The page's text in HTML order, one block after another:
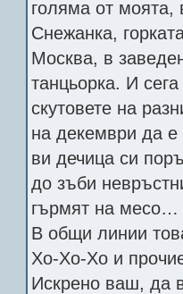
голяма от
Снежанка,
Москва, в
танцьорка. И
скутовете на
на декември да
ви дечица си
до зъби
гърмят на месо…
В общи линии
Хо-Хо-Хо и
Искрено ваш, да